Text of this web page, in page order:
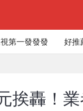
第一發發發 好推
挨轟！